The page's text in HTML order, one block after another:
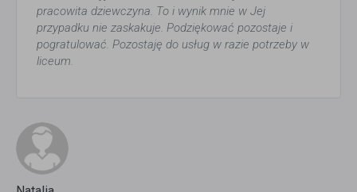
pracowita dziewczyna. To i wynik mnie w Jej
przypadku nie zaskakuje. Podziękować pozostaje i
pogratulować. Pozostaję do usług w razie potrzeby w
liceum.